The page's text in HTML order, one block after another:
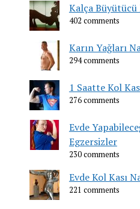
Kalça Büyütücü
402 comments
Karın Yağları
294 comments
1 Saatte Kol
276 comments
Evde
Egzersizler
230 comments
Evde Kol Kası
221 comments